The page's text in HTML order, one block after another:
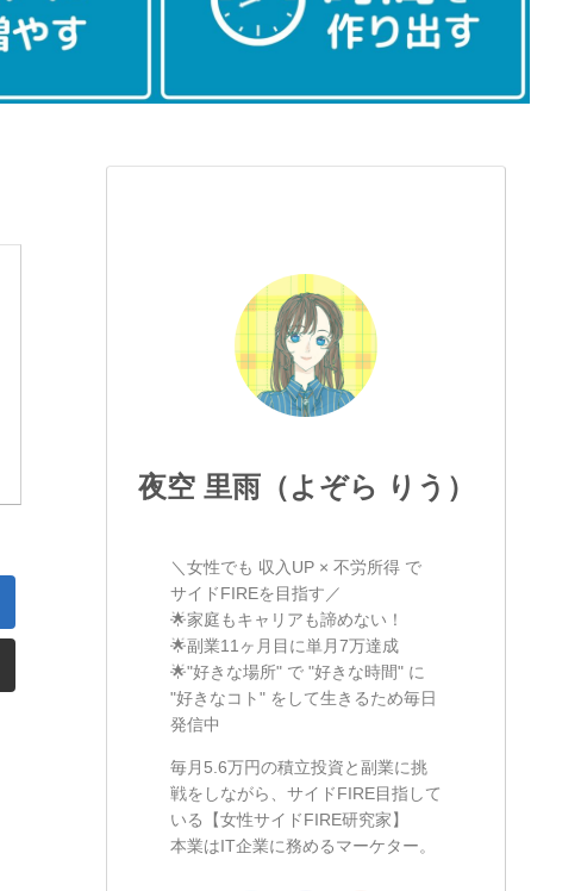
夜空 里雨（よぞら りう）
＼女性でも 収入UP × 不労所得 で
サイドFIREを目指す／
🌟家庭もキャリアも諦めない！
🌟副業11ヶ月目に単月7万達成
🌟"好きな場所" で "好きな時間" に
"好きなコト" をして生きるため毎日
発信中
毎月5.6万円の積立投資と副業に挑
戦をしながら、サイドFIRE目指して
いる【女性サイドFIRE研究家】
本業はIT企業に務めるマーケター。